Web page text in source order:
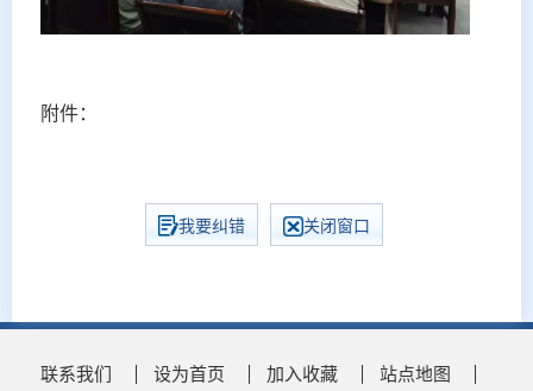
附件：
我要纠错 关闭窗口
联系我们 设为首页 加入收藏 站点地图